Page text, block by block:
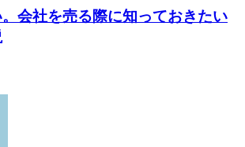
会社を売る際に知っておきたい